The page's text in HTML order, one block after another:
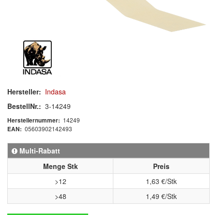
Restposten
Informationsmaterial
MARKEN
3M
(9)
COLOR-EXPERT
(1)
EVERCOAT
Hersteller: Indasa
BestellNr.: 3-14249
Herstellernummer: 14249
EAN: 05603902142493
Multi-Rabatt
Menge Stk
Preis
>12
1,63 €/Stk
>48
1,49 €/Stk